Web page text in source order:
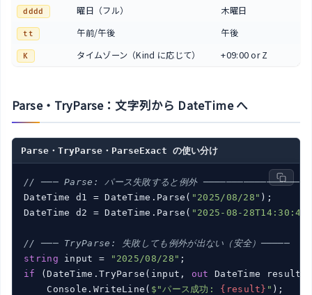
dddd 曜日（フル） 木曜日
tt 午前/午後 午後
K タイムゾーン（Kind に応じて） +09:00 or Z
Parse・TryParse：文字列から DateTime へ
Parse・TryParse・ParseExact の使い分け
// ─── Parse: パース失敗すると例外 ─────────────────
DateTime d1 = DateTime.Parse( "2025/08/28" );
DateTime d2 = DateTime.Parse( "2025-08-
// ─── TryParse: 失敗しても例外が出ない（安全）─────
string input = "2025/08/28"
if
(DateTime.TryParse(input, out
DateTime
    Console.WriteLine(
$"パース成功: {result} "